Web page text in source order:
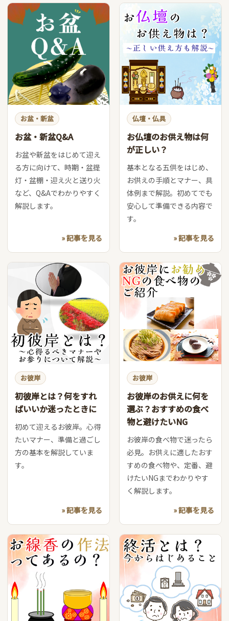
お盆・新盆
お盆・新盆Q&A
お盆や新盆をはじめて迎え
る方に向けて、時期・盆提
灯・盆棚・迎え火と送り火
など、Q&Aでわかりやすく
解説します。
» 記事を見る
仏壇・仏具
お仏壇のお供え物は何
が正しい？
基本となる五供をはじめ、
お供えの手順とマナー、具
体例まで解説。初めてでも
安心して準備できる内容で
す。
» 記事を見る
お彼岸
初彼岸とは？何をすれ
ばいいか迷ったときに
初めて迎えるお彼岸。心得
たいマナー、準備と過ごし
方の基本を解説していま
す。
» 記事を見る
お彼岸
お彼岸のお供えに何を
選ぶ？おすすめの食べ
物と避けたいNG
お彼岸の食べ物で迷ったら
必見。お供えに適したおす
すめの食べ物や、定番、避
けたいNGまでわかりやす
く解説します。
» 記事を見る